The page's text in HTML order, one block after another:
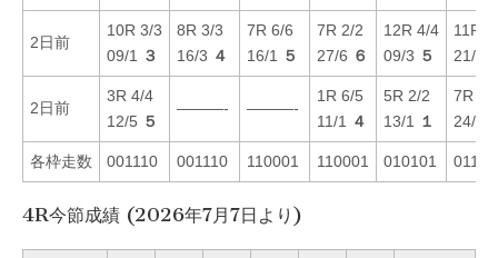
2日前
10R 3/3
09/1
３
8R 3/3
16/3 ４
7R 6/6
16/1
５
7R 2/2
27/6 ６
12R 4/4
09/3 ５
11R
21/3
2日前
3R 4/4
12/5 ５
———- ———-
1R 6/5
11/1
４
5R 2/2
13/1
１
7R 3/
24/5
各枠走数 001110 001110 110001 110001 010101
4R今節成績 (2026年7月7日より)